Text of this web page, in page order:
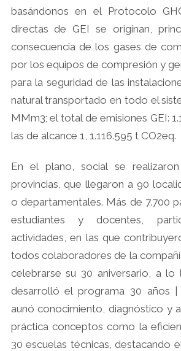
basándonos en el Protocolo
directas de GEI se originan,
consecuencia de los gases de
por los equipos de compresión y
para la seguridad de las
natural transportado en todo el
MMm3; el total de emisiones GEI:
las de alcance 1, 1.116.595 t CO2eq.
En el plano, social se
provincias, que llegaron a 90
o departamentales. Más de 7.700
estudiantes y docentes,
actividades, en las que
todos colaboradores de la
celebrarse su 30 aniversario, a lo
desarrolló el programa 30 años |
aunó conocimiento, diagnóstico y
práctica conceptos como la
30 escuelas técnicas, destacando